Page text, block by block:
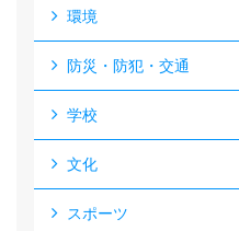
環境
防災・防犯・交通
学校
文化
スポーツ